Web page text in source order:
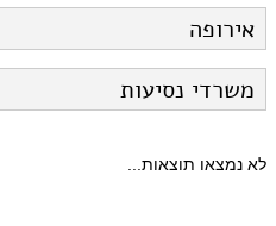
לא נמצאו תוצאות...